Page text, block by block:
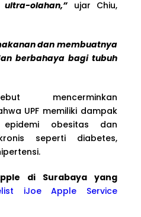
olahan,” ujar Chiu,
dan membuatnya
berbahaya bagi tubuh
mencerminkan
UPF memiliki dampak
obesitas dan
seperti diabetes,
di Surabaya yang
iJoe Apple Service